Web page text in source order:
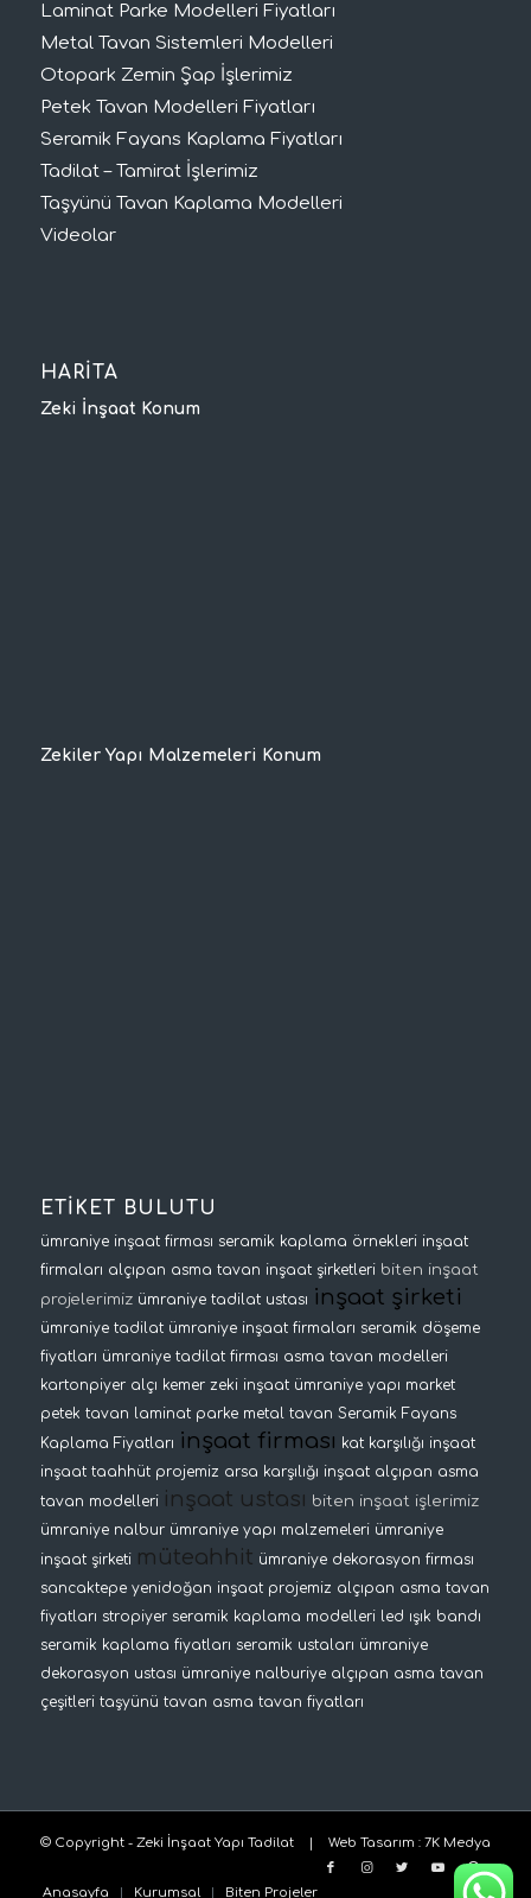
Laminat Parke Modelleri Fiyatları
Metal Tavan Sistemleri Modelleri
Otopark Zemin Şap İşlerimiz
Petek Tavan Modelleri Fiyatları
Seramik Fayans Kaplama Fiyatları
Tadilat – Tamirat İşlerimiz
Taşyünü Tavan Kaplama Modelleri
Videolar
HARİTA
Zeki İnşaat Konum
Zekiler Yapı Malzemeleri Konum
ETİKET BULUTU
ümraniye inşaat firması seramik kaplama örnekleri inşaat
firmaları alçıpan asma tavan inşaat şirketleri biten inşaat
projelerimiz ümraniye tadilat ustası inşaat şirketi
ümraniye tadilat ümraniye inşaat firmaları seramik döşeme
fiyatları ümraniye tadilat firması asma tavan modelleri
kartonpiyer alçı kemer zeki inşaat ümraniye yapı market
petek tavan laminat parke metal tavan Seramik Fayans
Kaplama Fiyatları inşaat firması kat karşılığı inşaat
inşaat taahhüt projemiz arsa karşılığı inşaat alçıpan asma
tavan modelleri inşaat ustası biten inşaat işlerimiz
ümraniye nalbur ümraniye yapı malzemeleri ümraniye
inşaat şirketi müteahhit ümraniye dekorasyon firması
sancaktepe yenidoğan inşaat projemiz alçıpan asma tavan
fiyatları stropiyer seramik kaplama modelleri led ışık bandı
seramik kaplama fiyatları seramik ustaları ümraniye
dekorasyon ustası ümraniye nalburiye alçıpan asma tavan
çeşitleri taşyünü tavan asma tavan fiyatları
© Copyright - Zeki İnşaat Yapı Tadilat | Web Tasarım : 7K Medya
Anasayfa Kurumsal Biten Projeler